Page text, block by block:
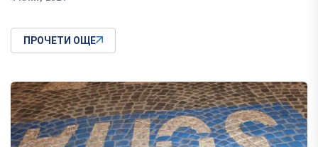
ПРОЧЕТИ ОЩЕ